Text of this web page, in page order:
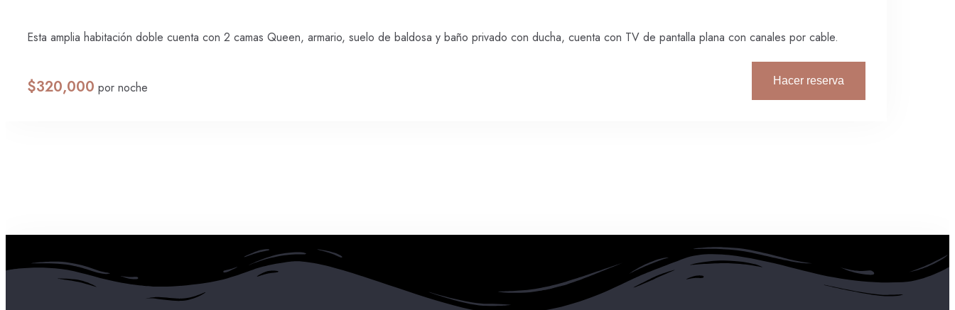
Esta amplia habitación doble cuenta con 2 camas Queen, armario, suelo de baldosa y baño privado con ducha, cuenta con TV de pantalla plana con canales por cable.
$320,000 por noche Hacer reserva